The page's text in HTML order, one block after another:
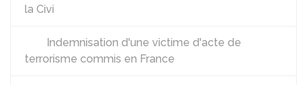
la Civi
Indemnisation d'une victime d'acte de
terrorisme commis en France